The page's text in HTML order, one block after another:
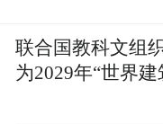
联合国教科文组
为2029年“世界建